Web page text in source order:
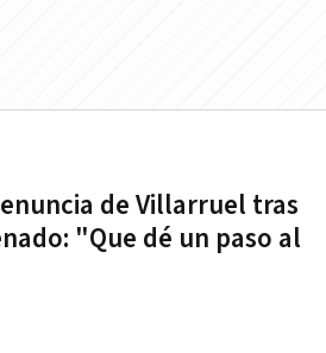
de Villarruel tras
"Que dé un paso al